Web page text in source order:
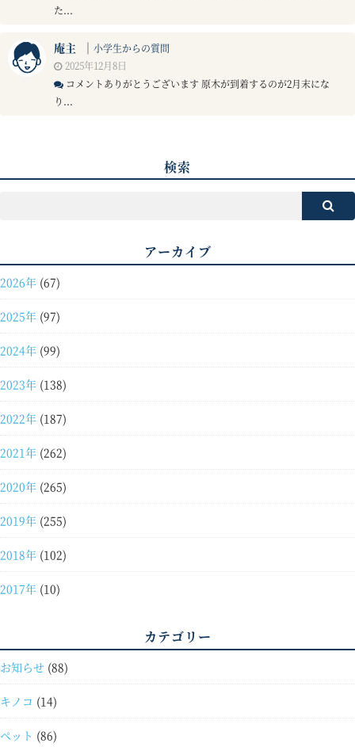
た...
庵主 ｜ 小学生からの質問
2025年12月8日
コメントありがとうございます 原木が到着するのが2月末にな
り...
検索
アーカイブ
2026年 (67)
2025年 (97)
2024年 (99)
2023年 (138)
2022年 (187)
2021年 (262)
2020年 (265)
2019年 (255)
2018年 (102)
2017年 (10)
カテゴリー
お知らせ (88)
キノコ (14)
ペット (86)